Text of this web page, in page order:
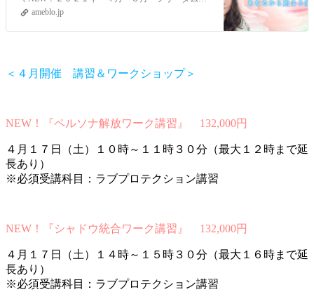
ameblo.jp
＜４月開催 講習＆ワークショップ＞
NEW！『ペルソナ解放ワーク講習』 132,000円
４月１７日（土）１０時～１１時３０分（最大１２時まで延
長あり）
※必須受講科目：ラブプロテクション講習
NEW！『シャドウ統合ワーク講習』 132,000円
４月１７日（土）１４時～１５時３０分（最大１６時まで延
長あり）
※必須受講科目：ラブプロテクション講習